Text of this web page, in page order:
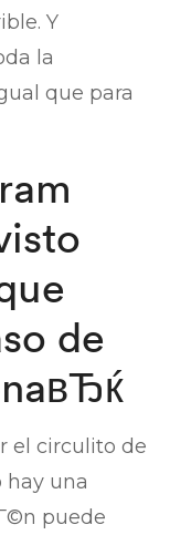
Y
la
que para
de
el circulito de
hay una
puede